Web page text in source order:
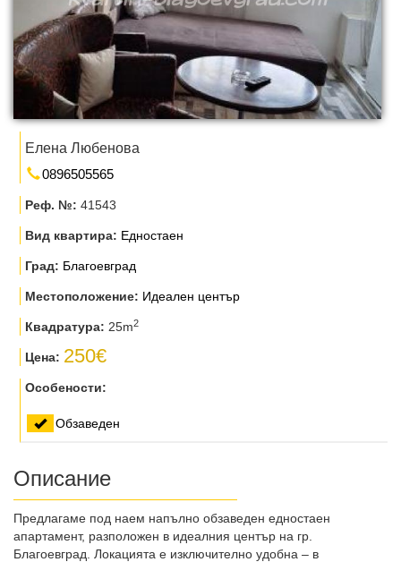
Елена Любенова
0896505565
Реф. №: 41543
Вид квартира: Едностаен
Град: Благоевград
Местоположение: Идеален център
Квадратура: 25m2
Цена: 250€
Особености:
Обзаведен
Описание
Предлагаме под наем напълно обзаведен едностаен
апартамент, разположен в идеалния център на гр.
Благоевград. Локацията е изключително удобна – в